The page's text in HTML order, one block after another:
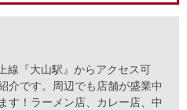
線『大山駅』からアクセス可
介です。周辺でも店舗が盛業中
す！ラーメン店、カレー店、中